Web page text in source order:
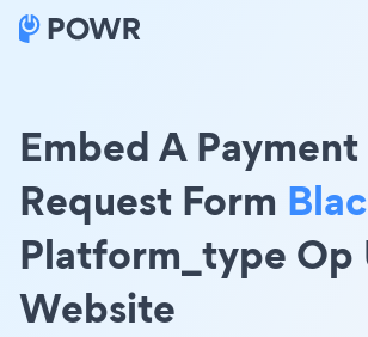
Embed A Payment
Request Form
Platform_type Op
Website